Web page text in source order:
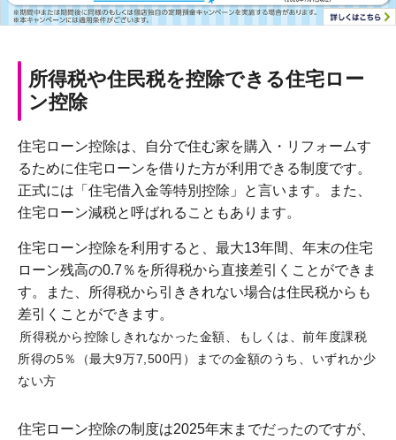
所得税や住民税を控除できる住宅ロー
ン控除
住宅ローン控除は、自分で住む家を購入・リフォームす
るために住宅ローンを借りた方が利用できる制度です。
正式には「住宅借入金等特別控除」と言います。また、
住宅ローン減税と呼ばれることもあります。
住宅ローン控除を利用すると、最大13年間、年末の住宅
ローン残高の0.7％を所得税から直接差引くことができま
す。また、所得税から引ききれない場合は住民税からも
差引くことができます。
所得税から控除しきれなかった金額、もしくは、前年度課税
所得の5％（最大9万7,500円）までの金額のうち、いずれか少
ない方
住宅ローン控除の制度は2025年末までだったのですが、